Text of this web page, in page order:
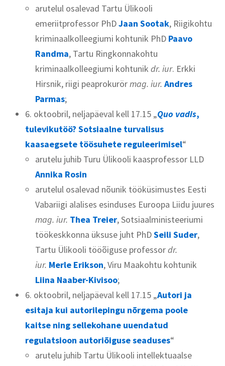
arutelul osalevad Tartu Ülikooli
emeriitprofessor PhDJaan Sootak, Riigikohtu
kriminaalkolleegiumi kohtunik PhD Paavo
Randma, Tartu Ringkonnakohtu
kriminaalkolleegiumi kohtunik dr. iur. Erkki
Hirsnik, riigi peaprokurörmag. iur. Andres
Parmas;
6. oktoobril, neljapäeval kell 17.15 „Quo vadis,
tulevikutöö? Sotsiaalne turvalisus
kaasaegsete töösuhete reguleerimisel“
arutelu juhib Turu Ülikooli kaasprofessor LLD
Annika Rosin
arutelul osalevad nõunik tööküsimustes Eesti
Vabariigi alalises esinduses Euroopa Liidu juures
mag. iur. Thea Treier, Sotsiaalministeeriumi
töökeskkonna üksuse juht PhDSeili Suder,
Tartu Ülikooli tööõiguse professordr.
iur. Merle Erikson, Viru Maakohtu kohtunik
Liina Naaber-Kivisoo;
6. oktoobril, neljapäeval kell 17.15 „Autori ja
esitaja kui autorilepingu nõrgema poole
kaitse ning sellekohane uuendatud
regulatsioon autoriõiguse seaduses“
arutelu juhib Tartu Ülikooli intellektuaalse